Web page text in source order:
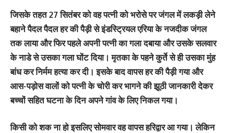
जिसके तहत 27 सितंबर को वह पत्नी को भरोसे पर जंगल में लकड़ी लेने
बहाने पैदल पैदल हर की पैड़ी से इंडस्ट्रियल एरिया के नजदीक जंगल
तक लाया और फिर पहले अपनी पत्नी का गला दबाया और उसके सलवार
के नाडे से उसका गला घोंट दिया। मृतका के पहने कुर्ते से ही उसका मुंह
बांध कर निर्मम हत्या कर दी। इसके बाद वापस हर की पैड़ी गया और
आस-पड़ोस वालों को पत्नी के चोरी कर भागने की झूठी जानकारी देकर
बच्चों सहित घटना के दिन अपने गांव के लिए निकल गया।
किसी को शक ना हो इसलिए सोमवार वह वापस हरिद्वार आ गया। लेकिन